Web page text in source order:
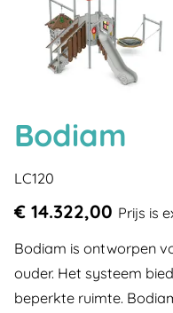
Bodiam
LC120
€ 14.322,00 Prijs is
Bodiam is ontworpen
ouder. Het systeem
beperkte ruimte.